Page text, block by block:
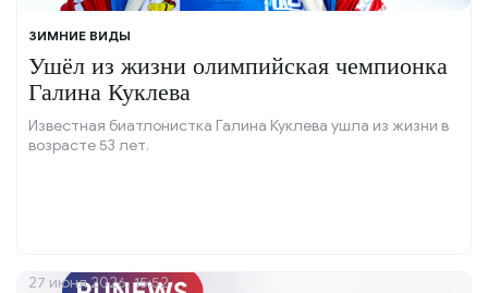
ЗИМНИЕ ВИДЫ
Ушёл из жизни олимпийская чемпионка
Галина Куклева
Известная биатлонистка Галина Куклева ушла из жизни в
возрасте 53 лет.
27 июня 2026, 15:52